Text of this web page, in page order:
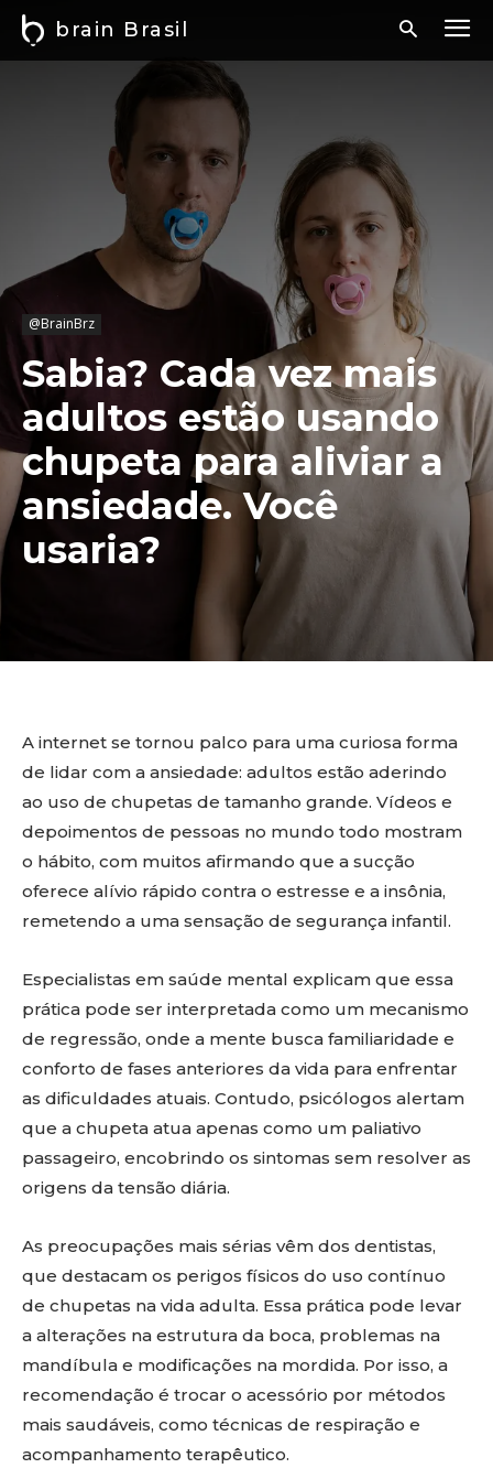
brain Brasil
@BrainBrz
Sabia? Cada vez mais
adultos estão usando
chupeta para aliviar a
ansiedade. Você
usaria?
A internet se tornou palco para uma curiosa forma
de lidar com a ansiedade: adultos estão aderindo
ao uso de chupetas de tamanho grande. Vídeos e
depoimentos de pessoas no mundo todo mostram
o hábito, com muitos afirmando que a sucção
oferece alívio rápido contra o estresse e a insônia,
remetendo a uma sensação de segurança infantil.
Especialistas em saúde mental explicam que essa
prática pode ser interpretada como um mecanismo
de regressão, onde a mente busca familiaridade e
conforto de fases anteriores da vida para enfrentar
as dificuldades atuais. Contudo, psicólogos alertam
que a chupeta atua apenas como um paliativo
passageiro, encobrindo os sintomas sem resolver as
origens da tensão diária.
As preocupações mais sérias vêm dos dentistas,
que destacam os perigos físicos do uso contínuo
de chupetas na vida adulta. Essa prática pode levar
a alterações na estrutura da boca, problemas na
mandíbula e modificações na mordida. Por isso, a
recomendação é trocar o acessório por métodos
mais saudáveis, como técnicas de respiração e
acompanhamento terapêutico.